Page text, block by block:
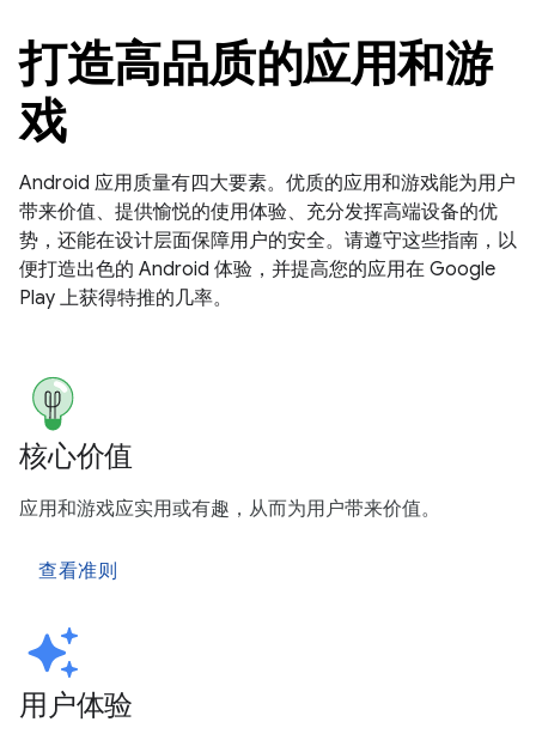
打造高品质的应用和游
戏
Android 应用质量有四大要素。优质的应用和游戏能为用户
带来价值、提供愉悦的使用体验、充分发挥高端设备的优
势，还能在设计层面保障用户的安全。请遵守这些指南，以
便打造出色的 Android 体验，并提高您的应用在 Google
Play 上获得特推的几率。
核心价值
应用和游戏应实用或有趣，从而为用户带来价值。
查看准则
用户体验